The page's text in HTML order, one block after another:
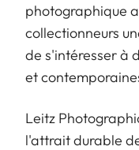
photographique
collectionneurs
de s'intéresser à
et
Leitz
l'attrait durable